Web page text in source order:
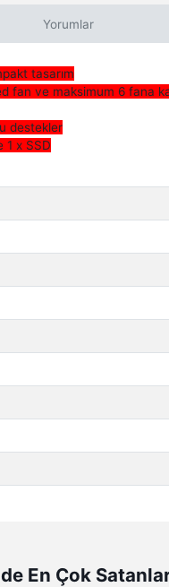
Yorumlar
tasarım
fan ve maksimum 6 fana
destekler
1 x SSD
En Çok